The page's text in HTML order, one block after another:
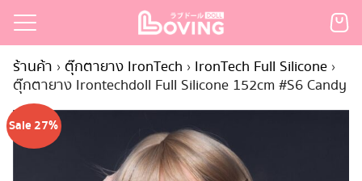
Skip
content
ก
for:
ร้านค้า › ตุ๊กตายาง IronTech › IronTech Full Silicone ›
ตุ๊กตายาง Irontechdoll Full Silicone 152cm #S6 Candy
Sale 27%